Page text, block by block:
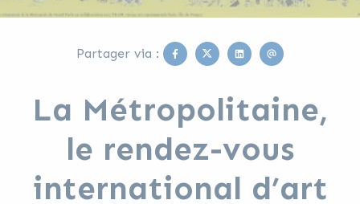
Partager via : Facebook
TwitterLinkedinEmail
La Métropolitaine,
le rendez-vous
international d’art